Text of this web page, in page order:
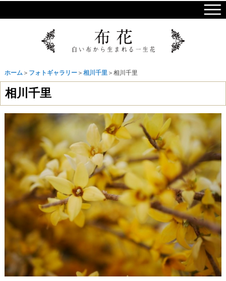
ホーム＞ フォトギャラリー＞ 相川千里＞相川千里
相川千里